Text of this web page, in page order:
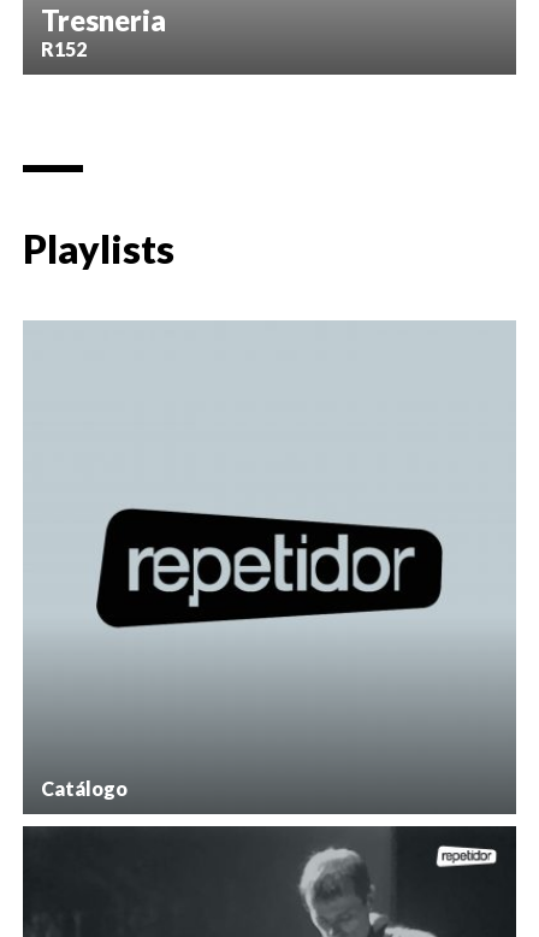
Tresneria
R152
Playlists
Catálogo